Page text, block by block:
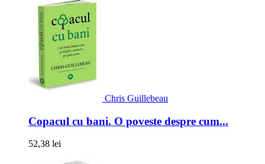
Chris Guillebeau
Copacul cu bani. O poveste despre cum...
52,38 lei